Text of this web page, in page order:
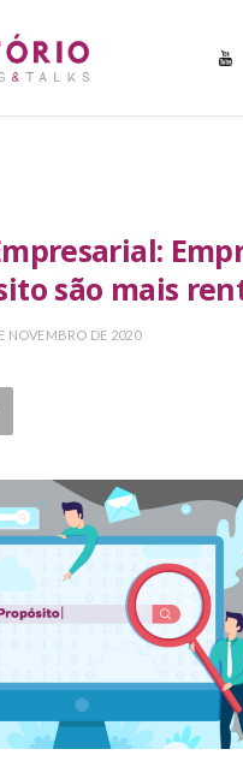
Y
u
são mais
NOVEMBRO DE 2020